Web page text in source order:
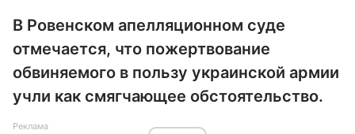
В Ровенском апелляционном суде
отмечается, что пожертвование
обвиняемого в пользу украинской армии
учли как смягчающее обстоятельство.
Реклама